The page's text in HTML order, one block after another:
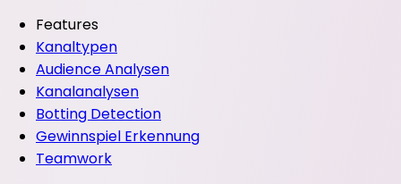
Features
Kanaltypen
Audience Analysen
Kanalanalysen
Botting Detection
Gewinnspiel Erkennung
Teamwork